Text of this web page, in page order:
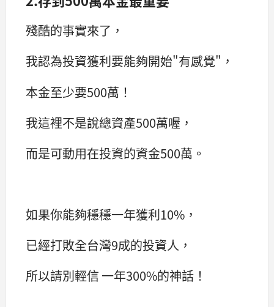
殘酷的事實來了，
我認為投資獲利要能夠開始"有感覺"，
本金至少要500萬！
我這裡不是說總資產500萬喔，
而是可動用在投資的資金500萬。
如果你能夠穩穩一年獲利10%，
已經打敗全台灣9成的投資人，
所以請別輕信 一年300%的神話！